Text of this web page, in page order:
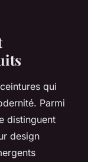
qui
Parmi
distinguent
design